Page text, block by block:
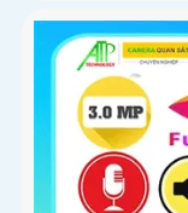
Ngoại 30m